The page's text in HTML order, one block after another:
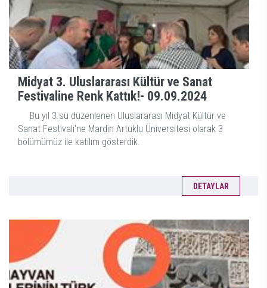
Midyat 3. Uluslararası Kültür ve Sanat
Festivaline Renk Kattık!- 09.09.2024
Bu yıl 3.sü düzenlenen Uluslararası Midyat Kültür ve
Sanat Festivali'ne Mardin Artuklu Üniversitesi olarak 3
bölümümüz ile katılım gösterdik.
DETAYLAR